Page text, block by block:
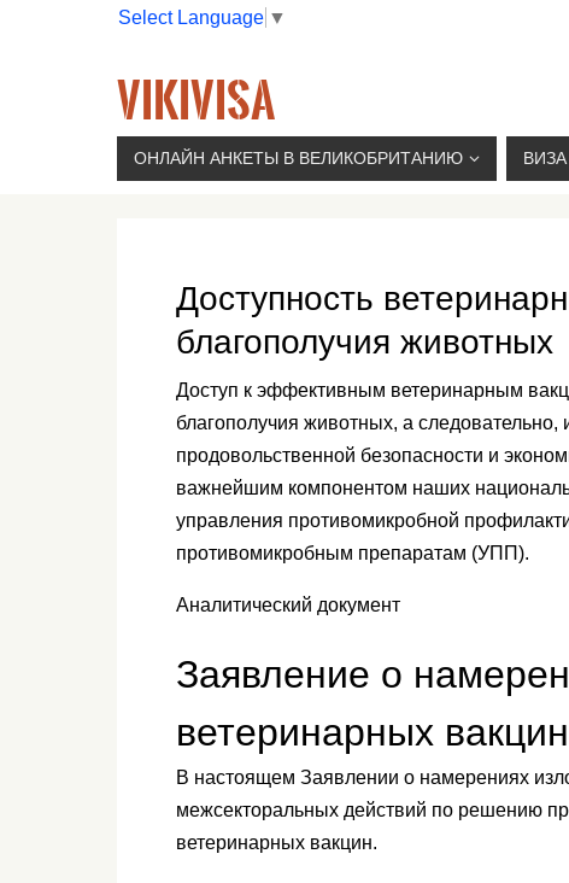
Select Language ▼
VIKIVISA
Г. МОСКВА, 2-Й СЫРОМЯТНИЧЕСКИЙ ПЕР., 11, М.
ОНЛАЙН АНКЕТЫ В ВЕЛИКОБРИТАНИЮ
Доступность
благополучия животных
Доступ к эффективным ветеринарным
благополучия животных, а
продовольственной безопасности и
важнейшим компонентом наших
управления противомикробной
противомикробным препаратам (УПП).
Аналитический документ
Заявление о
ветеринарных
В настоящем Заявлении о намерениях
межсекторальных действий по решению
ветеринарных вакцин.